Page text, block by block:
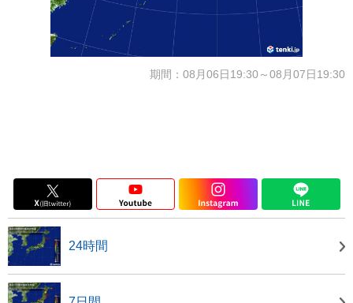
期間：08月06日19:30～08月07日19:30
24時間